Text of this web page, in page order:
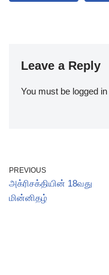
Leave a Reply
You must be logged in
PREVIOUS
அக்ரிசக்தியின் 18வது
மின்னிதழ்